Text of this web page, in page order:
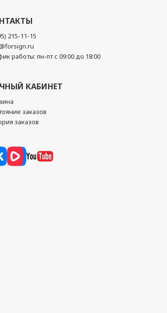
215-11-15
работы: пн-пт с 09:00 до 18:00
КАБИНЕТ
заказов
заказов